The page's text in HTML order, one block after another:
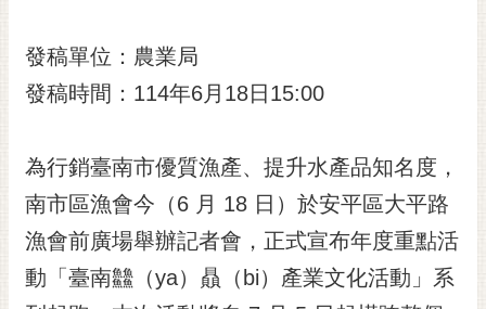
市民互動
黃
偉
哲
發稿單位：農業局
發稿時間：114年6月18日15:00
為行銷臺南市優質漁產、提升水產品知名度，
南市區漁會今（6 月 18 日）於安平區大平路
漁會前廣場舉辦記者會，正式宣布年度重點活
動「臺南䲜（ya）贔（bi）產業文化活動」系